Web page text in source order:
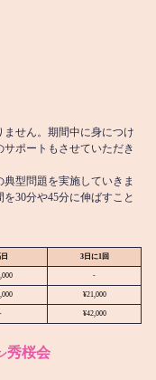
せん。期間中に身につけ
ポートもさせていただき
型問題を実施していきま
30分や45分に伸ばすこと
3日に1回
-
¥21,000
- ¥42,000
秀桜会